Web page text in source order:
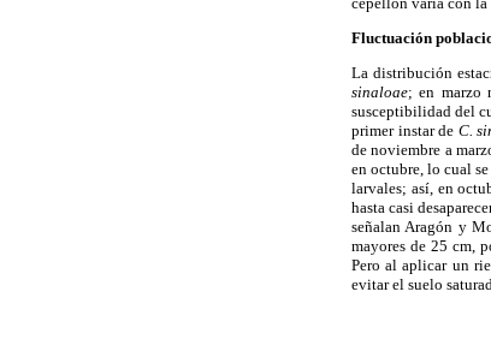
Fluctuación
La distribución
sinaloae; en marzo
susceptibilidad del
primer instar de C.
de noviembre a
en octubre, lo cual
larvales; así, en
hasta casi
señalan Aragón y
mayores de 25 cm,
Pero al aplicar un
evitar el suelo